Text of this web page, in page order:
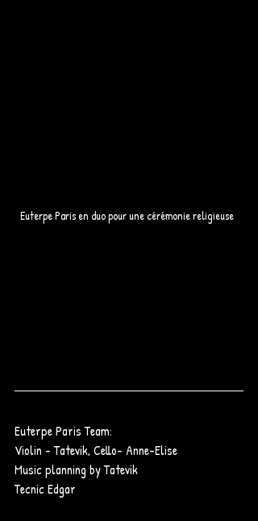
Euterpe Paris en duo pour une cérémonie religieuse
Euterpe Paris Team:
Violin - Tatevik, Cello- Anne-Elise
Music planning by Tatevik
Tecnic Edgar